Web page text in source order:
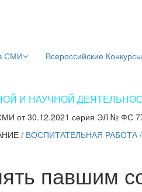
СМИ Всероссийские Конкурсы
И НАУЧНОЙ
от 30.12.2021 серия ЭЛ № ФС
/ ВОСПИТАТЕЛЬНАЯ РАБОТА/
павшим